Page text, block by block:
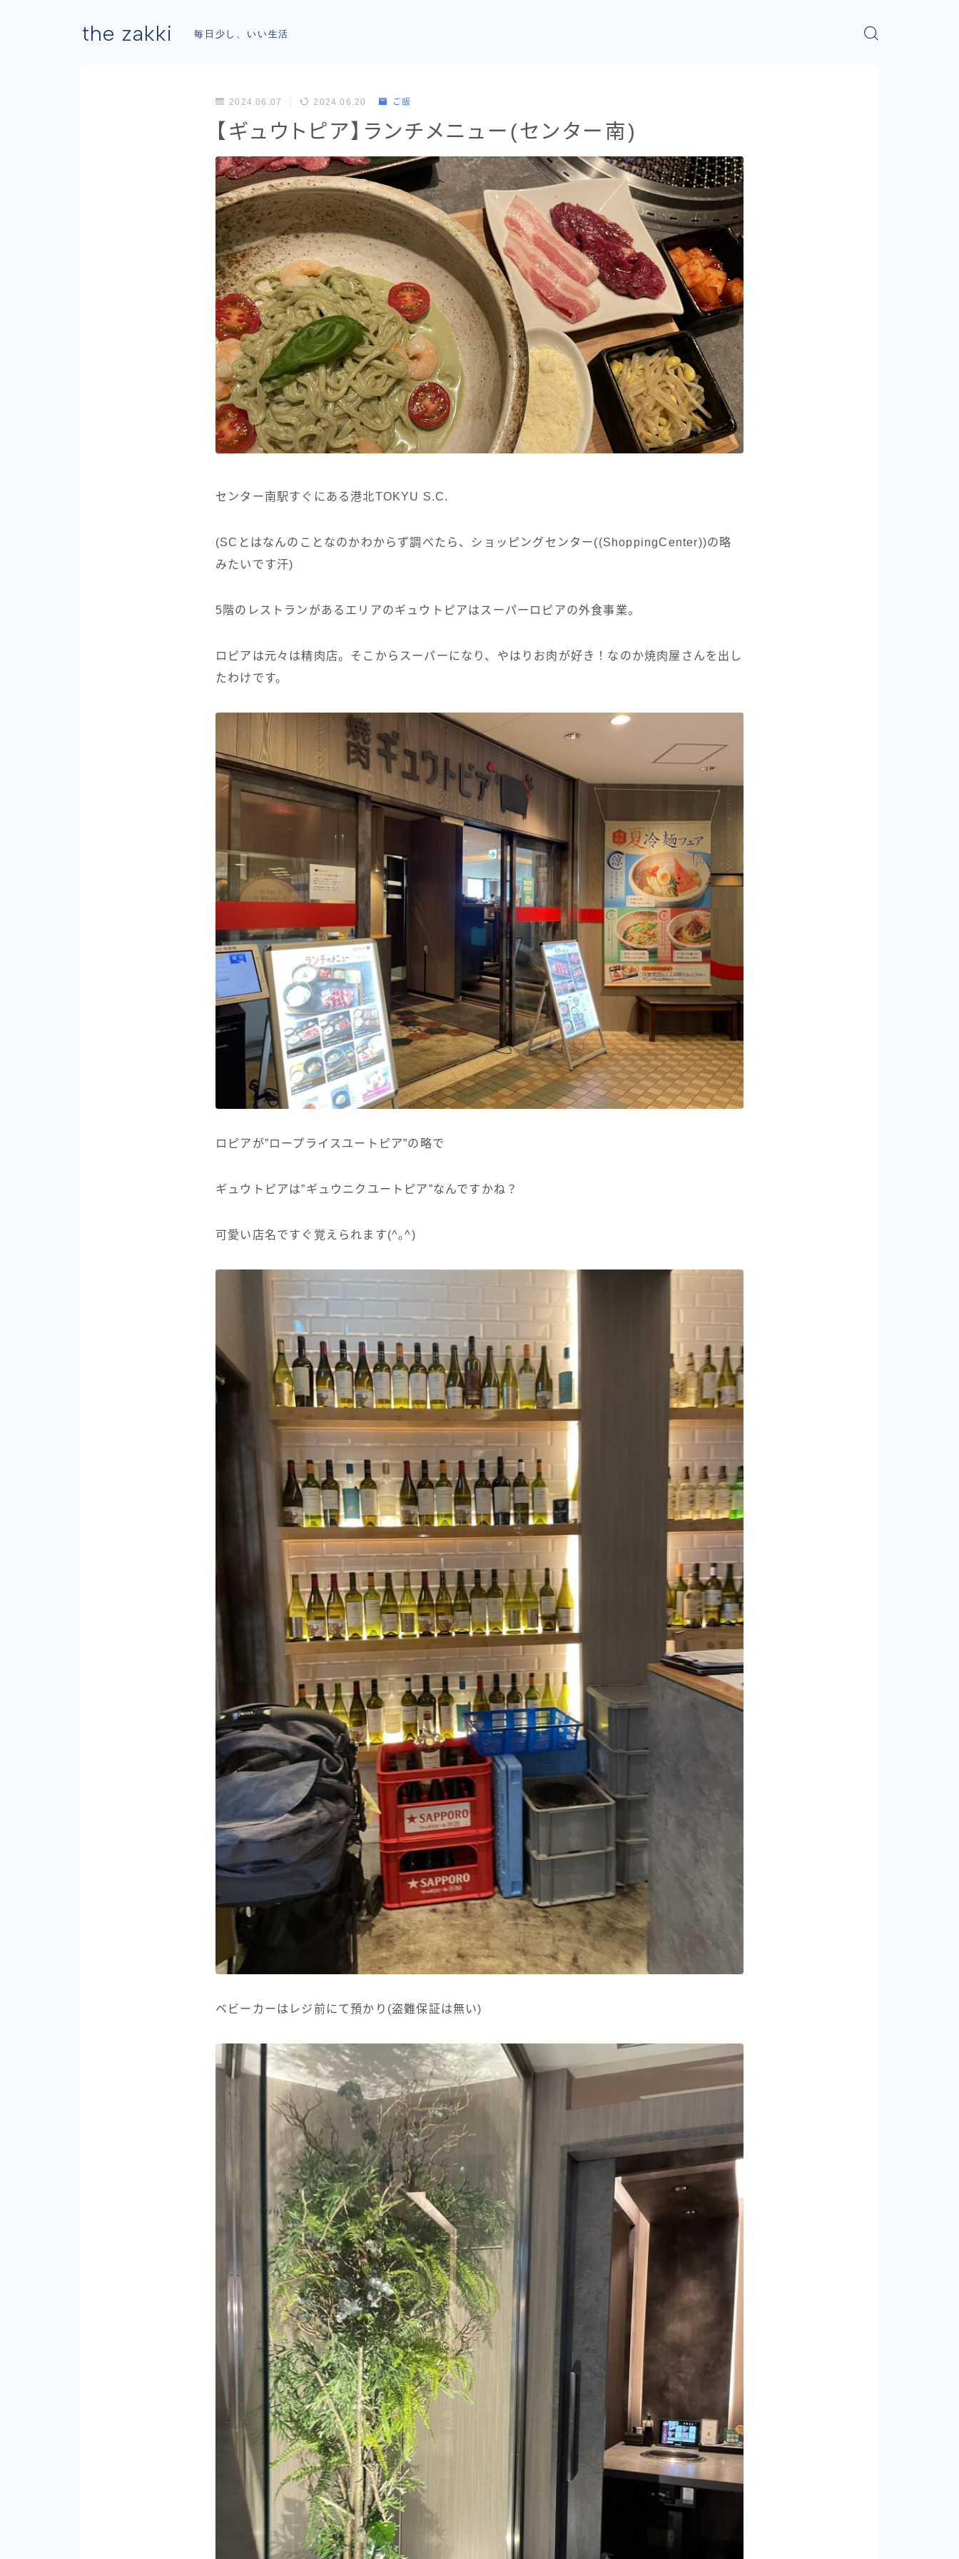
the zakki 毎日少し、いい生活
2024.06.07 2024.06.20 ご飯
【ギュウトピア】ランチメニュー(センター南)
センター南駅すぐにある港北TOKYU S.C.
(SCとはなんのことなのかわからず調べたら、ショッピングセンター((ShoppingCenter))の略
みたいです汗)
5階のレストランがあるエリアのギュウトピアはスーパーロピアの外食事業。
ロピアは元々は精肉店。そこからスーパーになり、やはりお肉が好き！なのか焼肉屋さんを出し
たわけです。
ロピアが”ロープライスユートピア”の略で
ギュウトピアは”ギュウニクユートピア”なんですかね？
可愛い店名ですぐ覚えられます(^｡^)
ベビーカーはレジ前にて預かり(盗難保証は無い)